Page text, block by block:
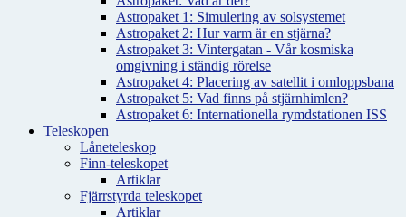
Astropaket 1: Simulering av solsystemet
Astropaket 2: Hur varm är en stjärna?
Astropaket 3: Vintergatan - Vår kosmiska
omgivning i ständig rörelse
Astropaket 4: Placering av satellit i omloppsbana
Astropaket 5: Vad finns på stjärnhimlen?
Astropaket 6: Internationella rymdstationen ISS
Teleskopen
Låneteleskop
Finn-teleskopet
Artiklar
Fjärrstyrda teleskopet
Artiklar